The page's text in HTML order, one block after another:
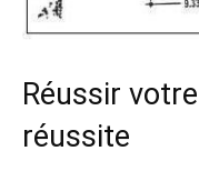
Réussir
réussite